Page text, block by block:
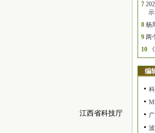
江西省科技厅
7
示
8 杨
9 两
10
编